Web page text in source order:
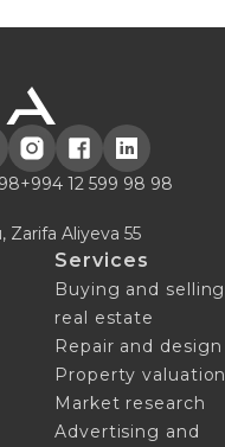
+994 12 599 98 98
Zarifa Aliyeva 55
Services
Buying and selling
real estate
Repair and design
Property valuation
Market research
Advertising and